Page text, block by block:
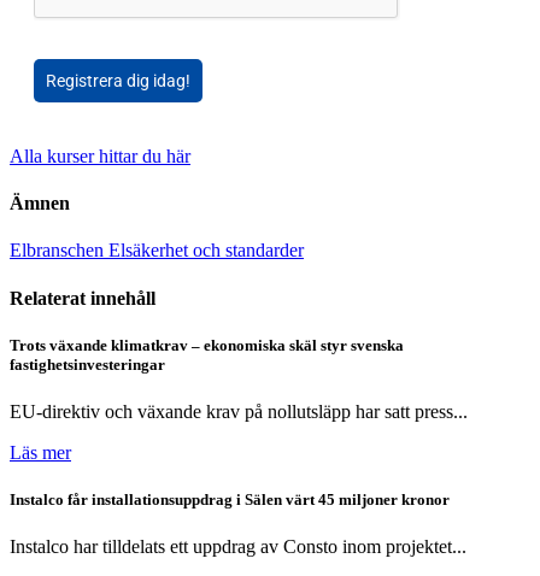
Registrera dig idag!
Alla kurser hittar du här
Ämnen
Elbranschen Elsäkerhet och standarder
Relaterat innehåll
Trots växande klimatkrav – ekonomiska skäl styr svenska
fastighetsinvesteringar
EU-direktiv och växande krav på nollutsläpp har satt press...
Läs mer
Instalco får installationsuppdrag i Sälen värt 45 miljoner kronor
Instalco har tilldelats ett uppdrag av Consto inom projektet...